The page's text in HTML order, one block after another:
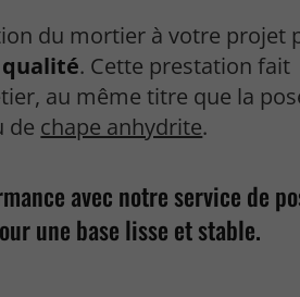
du mortier à votre projet
. Cette prestation fait
au même titre que la
de chape anhydrite.
avec notre service de
une base lisse et stable.